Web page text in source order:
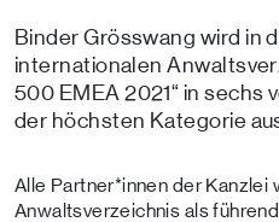
Binder Grösswang wird in
internationalen
500 EMEA 2021“ in sechs
der höchsten Kategorie
Alle Partner*innen der Kanzlei
Anwaltsverzeichnis als